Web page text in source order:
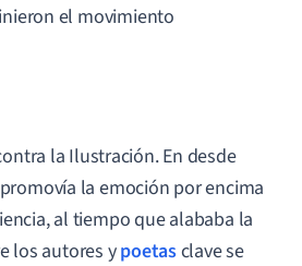
el movimiento
la Ilustración.En desde
la emoción por encima
al tiempo que alababa la
los autores ypoetasclave se